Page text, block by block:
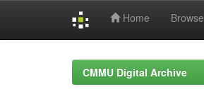
Home Browse
CMMU Digital Archive